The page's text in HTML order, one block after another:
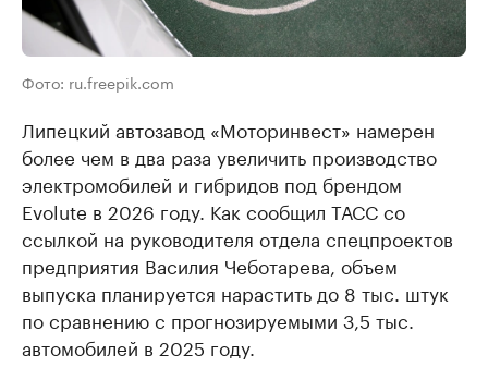
Фото: ru.freepik.com
Липецкий автозавод «Моторинвест» намерен
более чем в два раза увеличить производство
электромобилей и гибридов под брендом
Evolute в 2026 году. Как сообщил ТАСС со
ссылкой на руководителя отдела спецпроектов
предприятия Василия Чеботарева, объем
выпуска планируется нарастить до 8 тыс. штук
по сравнению с прогнозируемыми 3,5 тыс.
автомобилей в 2025 году.